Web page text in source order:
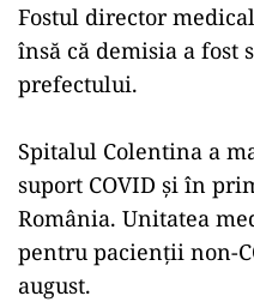
Fostul director
însă că demisia a fost
prefectului.
Spitalul Colentina a
suport COVID și în
România. Unitatea
pentru pacienții non-
august.